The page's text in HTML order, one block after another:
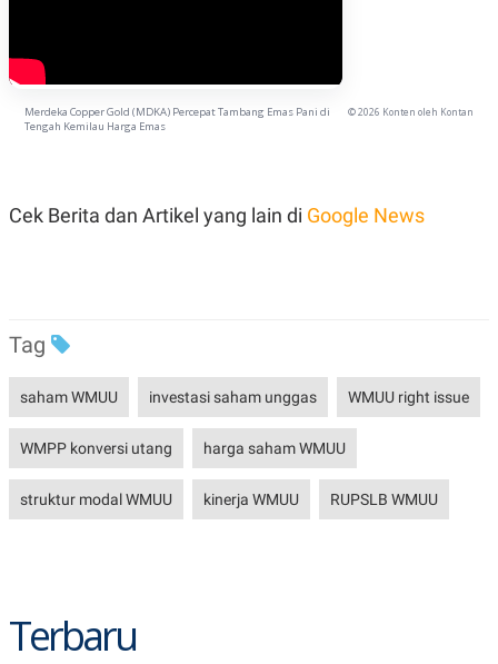
PEDOMAN
PEMBERITAAN
SIBER
PRIVACY
Merdeka Copper Gold (MDKA) Percepat Tambang Emas Pani di
Tengah Kemilau Harga Emas
© 2026 Konten oleh Kontan
Cek Berita dan Artikel yang lain di Google News
Tag
saham WMUU investasi saham unggas WMUU right issue
WMPP konversi utang harga saham WMUU
struktur modal WMUU kinerja WMUU RUPSLB WMUU
Terbaru